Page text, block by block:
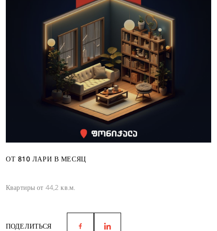
ОТ 810 ЛАРИ В МЕСЯЦ
Квартиры от 44,2 кв.м.
ПОДЕЛИТЬСЯ